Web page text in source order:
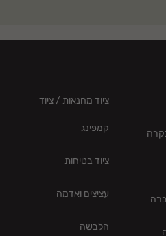
ציוד מחנאות / ציוד
קמפינג
ציוד בטיחות
עציצים ואדמה
הלבשה